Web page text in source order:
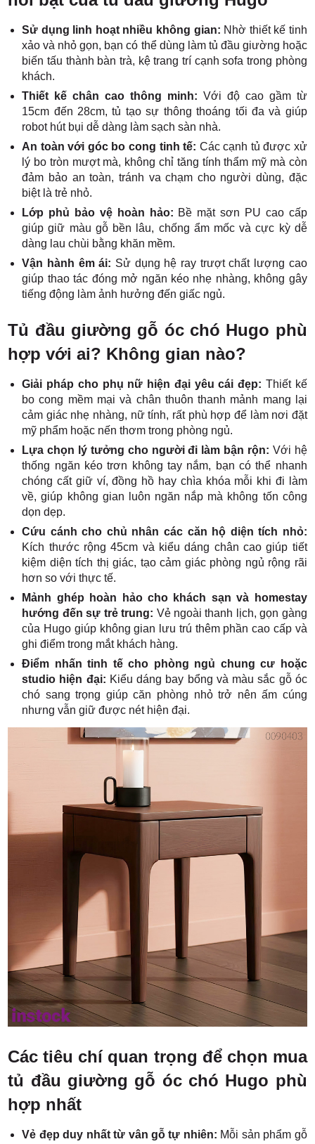
Sử dụng linh hoạt nhiều không gian: Nhờ thiết kế tinh
xảo và nhỏ gọn, bạn có thể dùng làm tủ đầu giường hoặc
biến tấu thành bàn trà, kệ trang trí cạnh sofa trong phòng
khách.
Thiết kế chân cao thông minh: Với độ cao gầm từ
15cm đến 28cm, tủ tạo sự thông thoáng tối đa và giúp
robot hút bụi dễ dàng làm sạch sàn nhà.
An toàn với góc bo cong tinh tế: Các cạnh tủ được xử
lý bo tròn mượt mà, không chỉ tăng tính thẩm mỹ mà còn
đảm bảo an toàn, tránh va chạm cho người dùng, đặc
biệt là trẻ nhỏ.
Lớp phủ bảo vệ hoàn hảo: Bề mặt sơn PU cao cấp
giúp giữ màu gỗ bền lâu, chống ẩm mốc và cực kỳ dễ
dàng lau chùi bằng khăn mềm.
Vận hành êm ái: Sử dụng hệ ray trượt chất lượng cao
giúp thao tác đóng mở ngăn kéo nhẹ nhàng, không gây
tiếng động làm ảnh hưởng đến giấc ngủ.
Tủ đầu giường gỗ óc chó Hugo phù
hợp với ai? Không gian nào?
Giải pháp cho phụ nữ hiện đại yêu cái đẹp: Thiết kế
bo cong mềm mại và chân thuôn thanh mảnh mang lại
cảm giác nhẹ nhàng, nữ tính, rất phù hợp để làm nơi đặt
mỹ phẩm hoặc nến thơm trong phòng ngủ.
Lựa chọn lý tưởng cho người đi làm bận rộn: Với hệ
thống ngăn kéo trơn không tay nắm, bạn có thể nhanh
chóng cất giữ ví, đồng hồ hay chìa khóa mỗi khi đi làm
về, giúp không gian luôn ngăn nắp mà không tốn công
dọn dẹp.
Cứu cánh cho chủ nhân các căn hộ diện tích nhỏ:
Kích thước rộng 45cm và kiểu dáng chân cao giúp tiết
kiệm diện tích thị giác, tạo cảm giác phòng ngủ rộng rãi
hơn so với thực tế.
Mảnh ghép hoàn hảo cho khách sạn và homestay
hướng đến sự trẻ trung: Vẻ ngoài thanh lịch, gọn gàng
của Hugo giúp không gian lưu trú thêm phần cao cấp và
ghi điểm trong mắt khách hàng.
Điểm nhấn tinh tế cho phòng ngủ chung cư hoặc
studio hiện đại: Kiểu dáng bay bổng và màu sắc gỗ óc
chó sang trọng giúp căn phòng nhỏ trở nên ấm cúng
nhưng vẫn giữ được nét hiện đại.
Các tiêu chí quan trọng để chọn mua
tủ đầu giường gỗ óc chó Hugo phù
hợp nhất
Vẻ đẹp duy nhất từ vân gỗ tự nhiên: Mỗi sản phẩm gỗ